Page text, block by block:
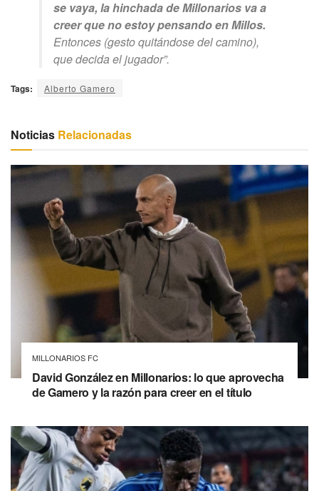
se vaya, la hinchada de Millonarios va a
creer que no estoy pensando en Millos.
Entonces (gesto quitándose del camino),
que decida el jugador”.
Tags: Alberto Gamero
Noticias Relacionadas
MILLONARIOS FC
David González en Millonarios: lo que aprovecha
de Gamero y la razón para creer en el título